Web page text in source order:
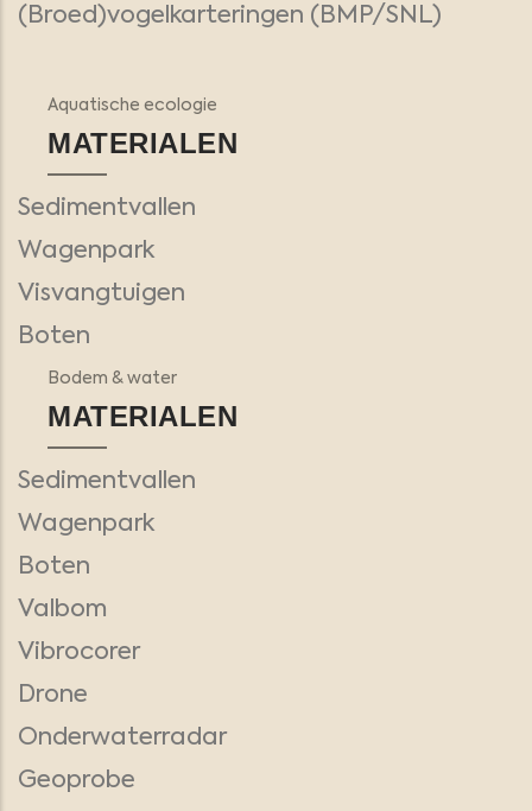
(Broed)vogelkarteringen (BMP/SNL)
Aquatische ecologie
MATERIALEN
Sedimentvallen
Wagenpark
Visvangtuigen
Boten
Bodem & water
MATERIALEN
Sedimentvallen
Wagenpark
Boten
Valbom
Vibrocorer
Drone
Onderwaterradar
Geoprobe